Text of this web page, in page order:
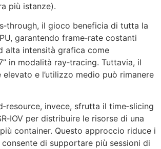
più istanze).
il gioco beneficia di tutta la
garantendo frame‑rate costanti
alta intensità grafica come
in modalità ray‑tracing. Tuttavia, il
e l’utilizzo medio può rimanere
invece, sfrutta il time‑slicing
per distribuire le risorse di una
container. Questo approccio riduce i
di supportare più sessioni di